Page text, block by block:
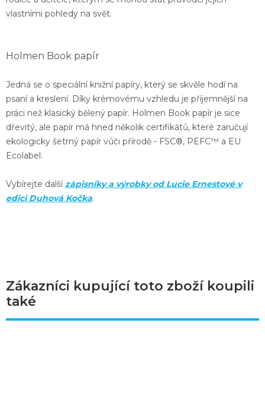
vlastními pohledy na svět.
Holmen Book papír
Jedná se o speciální knižní papíry, který se skvěle hodí na
psaní a kreslení. Díky krémovému vzhledu je příjemnější na
práci než klasický bělený papír. Holmen Book papír je sice
dřevitý, ale papír má hned několik certifikátů, které zaručují
ekologicky šetrný papír vůči přírodě - FSC®, PEFC™ a EU
Ecolabel.
Vybírejte dalšízápisníky a výrobky od Lucie Ernestové v
edici Duhová Kočka.
Zákazníci kupující toto zboží koupili
také